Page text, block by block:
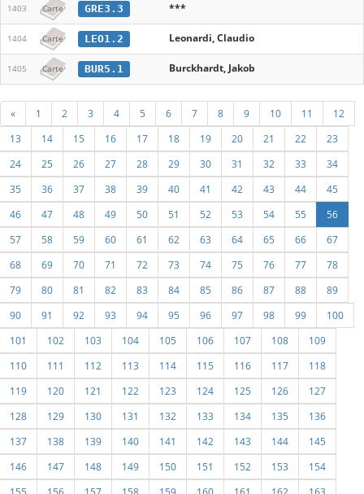
1403 Carte GRE3.3 ***
1404 Carte LEO1.2 Leonardi, Claudio
1405 Carte BUR5.1 Burckhardt, Jakob
« 1 2 3 4 5 6 7 8 9 10 11
12
13
14 15 16 17 18 19 20 21 22
23
24
25 26 27 28 29 30 31 32 33
34
35
36 37 38 39 40 41 42 43 44
45
46
47 48 49 50 51 52 53 54 55
56
57
58 59 60 61 62 63 64 65 66
67
68
69 70 71 72 73 74 75 76 77
78
79
80 81 82 83 84 85 86 87 88
89
90
91 92 93 94 95 96 97 98 99
100
101
102 103 104 105 106 107 108
109
110
111 112 113 114 115 116 117
118
119
120 121 122 123 124 125 126
127
128
129 130 131 132 133 134 135
136
137
138 139 140 141 142 143 144
145
146
147 148 149 150 151 152 153
154